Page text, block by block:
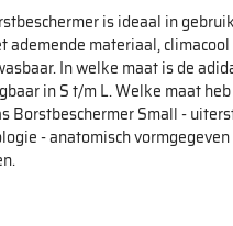
is ideaal in
ademende materiaal,
In welke maat is de
in S t/m L. Welke maat heb
Borstbeschermer Small -
- anatomisch